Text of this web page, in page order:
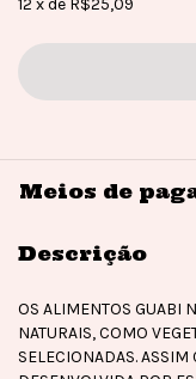
12 xde R$25,09
Meios de
Descrição
OS ALIMENTOS GUABI
NATURAIS, COMO
SELECIONADAS.